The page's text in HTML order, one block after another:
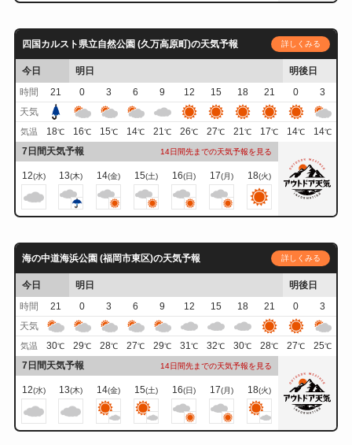
四国カルスト県立自然公園 (久万高原町)の天気予報 詳しくみる
今日 明日
明後日
時間
21 0 3 6 9 12 15 18 21 0
3
天気
気温 18℃ 16℃ 15℃ 14℃ 21℃ 26℃ 27℃ 21℃ 17℃ 14℃ 14℃
7日間天気予報 14日間先までの天気予報を見る
12(水) 13(木) 14(金) 15(土) 16(日) 17(月) 18(火)
海の中道海浜公園 (福岡市東区)の天気予報 詳しくみる
今日 明日
明後日
時間
21 0 3 6 9 12 15 18 21 0
3
天気
気温 30℃ 29℃ 28℃ 27℃ 29℃ 31℃ 32℃ 30℃ 28℃ 27℃ 25℃
7日間天気予報 14日間先までの天気予報を見る
12(水) 13(木) 14(金) 15(土) 16(日) 17(月) 18(火)